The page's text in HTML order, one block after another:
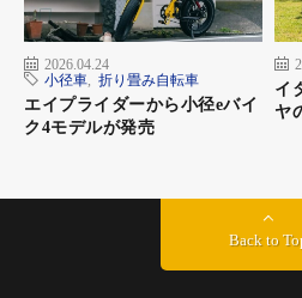
2026.04.24
小径車
折り畳み自転車
エイプライダーから小径eバイ
ク4モデルが発売
イ
ヤ
Back to